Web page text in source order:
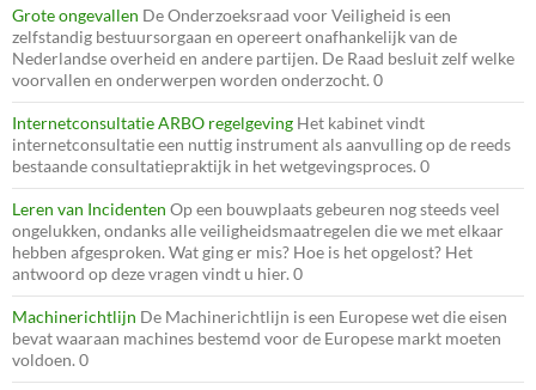
Grote ongevallen De Onderzoeksraad voor Veiligheid is een
zelfstandig bestuursorgaan en opereert onafhankelijk van de
Nederlandse overheid en andere partijen. De Raad besluit zelf welke
voorvallen en onderwerpen worden onderzocht. 0
Internetconsultatie ARBO regelgeving Het kabinet vindt
internetconsultatie een nuttig instrument als aanvulling op de reeds
bestaande consultatiepraktijk in het wetgevingsproces. 0
Leren van Incidenten Op een bouwplaats gebeuren nog steeds veel
ongelukken, ondanks alle veiligheidsmaatregelen die we met elkaar
hebben afgesproken. Wat ging er mis? Hoe is het opgelost? Het
antwoord op deze vragen vindt u hier. 0
Machinerichtlijn De Machinerichtlijn is een Europese wet die eisen
bevat waaraan machines bestemd voor de Europese markt moeten
voldoen. 0